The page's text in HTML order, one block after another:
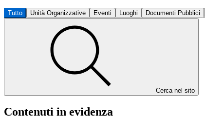
Tutto Unità Organizzative Eventi Luoghi Documenti Pubblici
Cerca nel sito
Contenuti in evidenza